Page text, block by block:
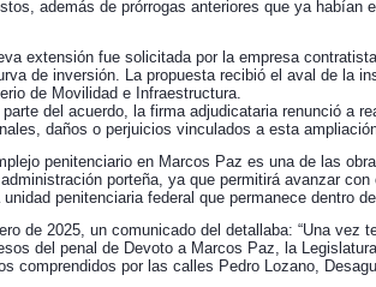
además de prórrogas anteriores que ya habían
extensión fue solicitada por la empresa
de inversión. La propuesta recibió el aval de la
de Movilidad e Infraestructura.
parte del acuerdo, la firma adjudicataria renunció a
daños o perjuicios vinculados a esta
penitenciario en Marcos Paz es una de las
porteña, ya que permitirá avanzar
unidad penitenciaria federal que permanece dentro
de 2025, un comunicado del detallaba: “Una vez
del penal de Devoto a Marcos Paz, la
comprendidos por las calles Pedro Lozano,